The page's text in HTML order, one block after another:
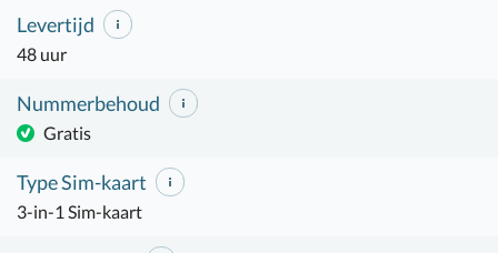
Levertijd
48 uur
Nummerbehoud
Gratis
Type Sim-kaart
3-in-1 Sim-kaart